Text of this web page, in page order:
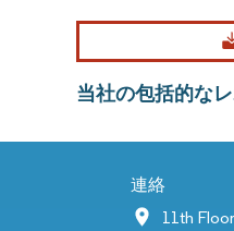
当社の包括的な
連絡
11th